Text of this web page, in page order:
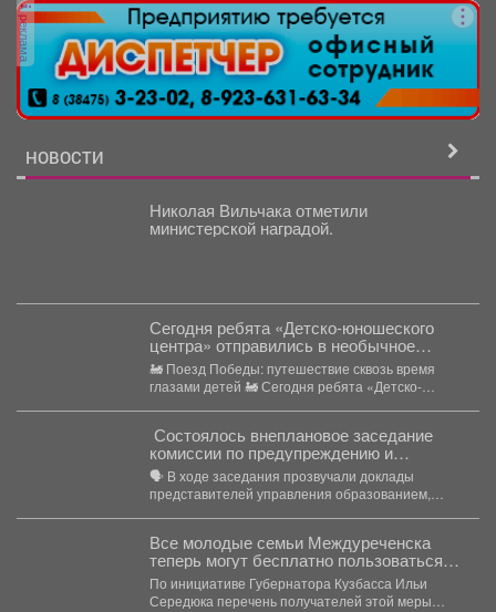
реклама
НОВОСТИ
Николая Вильчака отметили
министерской наградой.
Сегодня ребята «Детско-юношеского
центра» отправились в необычное
путешествие - на борт «Поезда
Победы».
🚂 Поезд Победы: путешествие сквозь время
глазами детей 🚂 Сегодня ребята «Детско-
Состоялось внеплановое заседание
комиссии по предупреждению и
ликвидации чрезвычайных ситуаций и
пожарной безопасности
🗣️ В ходе заседания прозвучали доклады
представителей управления образованием,
Все молодые семьи Междуреченска
теперь могут бесплатно пользоваться
предметами первой необходимости для
новорождённых.
По инициативе Губернатора Кузбасса Ильи
Середюка перечень получателей этой меры